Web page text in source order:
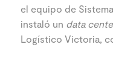
el equipo de
instaló un data
Logístico Victoria,